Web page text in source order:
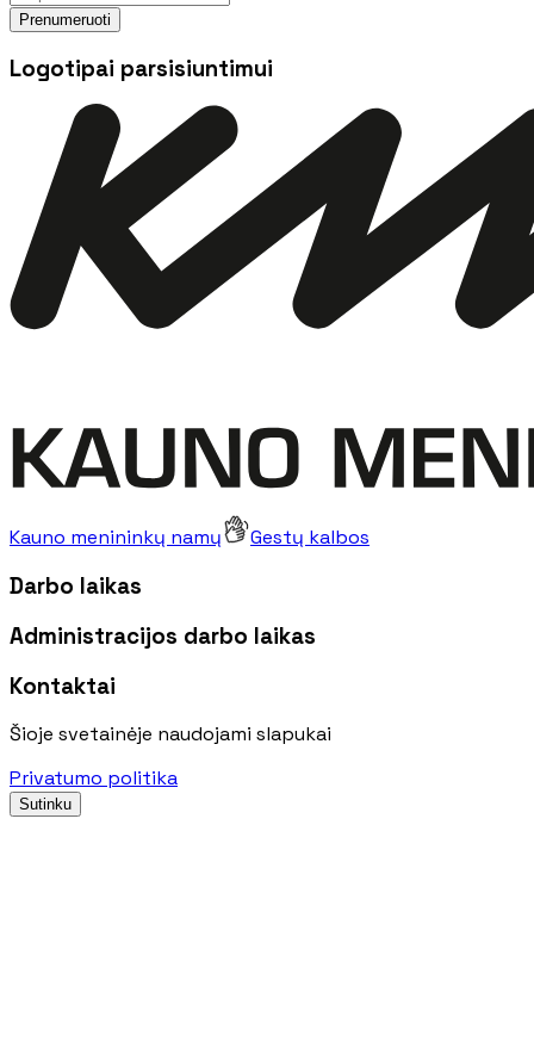
Prenumeruoti
Logotipai parsisiuntimui
Kauno menininkų namų Gestų kalbos
Darbo laikas
Administracijos darbo laikas
Kontaktai
Šioje svetainėje naudojami slapukai
Privatumo politika
Sutinku